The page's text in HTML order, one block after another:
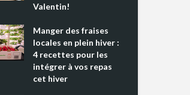
Valentin!
Manger des fraises
locales en plein hiver :
4 recettes pour les
intégrer à vos repas
cet hiver